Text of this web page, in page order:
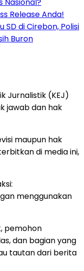
Release Anda!
SD di Cirebon, Polisi
Buron
Jurnalistik (KEJ)
jawab dan hak
maupun hak
di media ini,
menggunakan
pemohon
dan bagian yang
tautan dari berita